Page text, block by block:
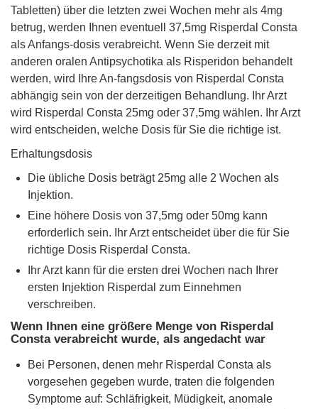
Tabletten) über die letzten zwei Wochen mehr als 4mg
betrug, werden Ihnen eventuell 37,5mg Risperdal Consta
als Anfangs-dosis verabreicht. Wenn Sie derzeit mit
anderen oralen Antipsychotika als Risperidon behandelt
werden, wird Ihre An-fangsdosis von Risperdal Consta
abhängig sein von der derzeitigen Behandlung. Ihr Arzt
wird Risperdal Consta 25mg oder 37,5mg wählen. Ihr Arzt
wird entscheiden, welche Dosis für Sie die richtige ist.
Erhaltungsdosis
Die übliche Dosis beträgt 25mg alle 2 Wochen als
Injektion.
Eine höhere Dosis von 37,5mg oder 50mg kann
erforderlich sein. Ihr Arzt entscheidet über die für Sie
richtige Dosis Risperdal Consta.
Ihr Arzt kann für die ersten drei Wochen nach Ihrer
ersten Injektion Risperdal zum Einnehmen
verschreiben.
Wenn Ihnen eine größere Menge von Risperdal
Consta verabreicht wurde, als angedacht war
Bei Personen, denen mehr Risperdal Consta als
vorgesehen gegeben wurde, traten die folgenden
Symptome auf: Schläfrigkeit, Müdigkeit, anomale